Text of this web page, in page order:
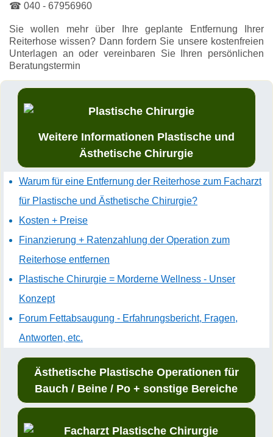
☎ 040 - 67956960
Sie wollen mehr über Ihre geplante Entfernung Ihrer
Reiterhose wissen? Dann fordern Sie unsere kostenfreien
Unterlagen an oder vereinbaren Sie Ihren persönlichen
Beratungstermin
Weitere Informationen Plastische und
Ästhetische Chirurgie
Warum für eine Entfernung der Reiterhose zum Facharzt
für Plastische und Ästhetische Chirurgie?
Kosten + Preise
Finanzierung + Ratenzahlung der Operation zum
Reiterhose entfernen
Plastische Chirurgie = Morderne Wellness - Unser
Konzept
Forum Fettabsaugung - Erfahrungsbericht, Fragen,
Antworten, etc.
Ästhetische Plastische Operationen für
Bauch / Beine / Po + sonstige Bereiche